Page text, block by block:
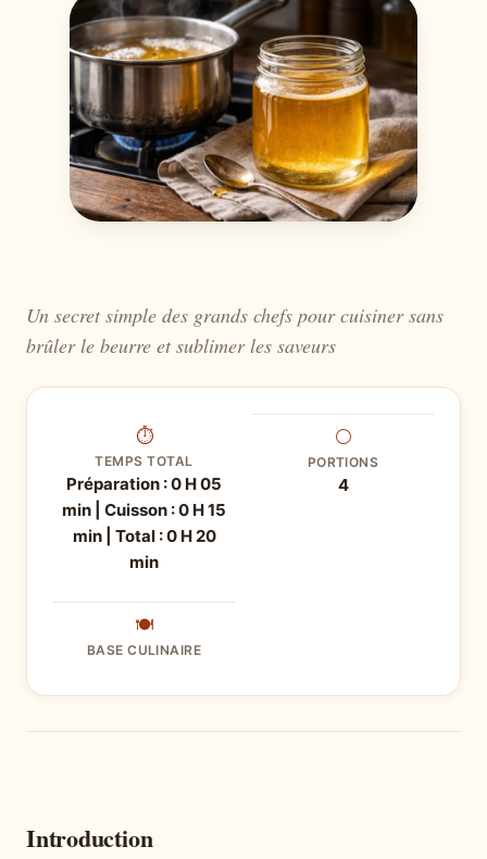
Un secret simple des grands chefs pour cuisiner sans
brûler le beurre et sublimer les saveurs
⏱
TEMPS TOTAL
Préparation : 0 H 05
min | Cuisson : 0 H 15
min | Total : 0 H 20
min
⚪
PORTIONS
4
🍽
BASE CULINAIRE
Introduction